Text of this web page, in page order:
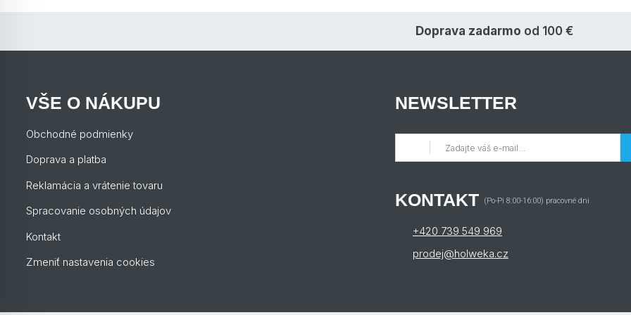
Doprava zadarmo od 100 €
VŠE O NÁKUPU
Obchodné podmienky
Doprava a platba
Reklamácia a vrátenie tovaru
Spracovanie osobných údajov
Kontakt
Zmeniť nastavenia cookies
NEWSLETTER
KONTAKT (Po-Pi 8:00-16:00) pracovné dni
+420 739 549 969
prodej@holweka.cz